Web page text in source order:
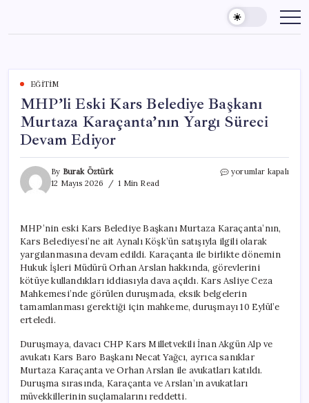
content
EĞITIM
MHP’li Eski Kars Belediye Başkanı
Murtaza Karaçanta’nın Yargı Süreci
Devam Ediyor
By Burak Öztürk
12 Mayıs 2026
1 Min Read
MHP’li
Murtaza
Karaçanta’nın
Yargı
Süreci
Devam
Ediyor
için
yorumlar kapalı
MHP’nin eski Kars Belediye Başkanı Murtaza Karaçanta’nın,
Kars Belediyesi’ne ait Aynalı Köşk’ün satışıyla ilgili olarak
yargılanmasına devam edildi. Karaçanta ile birlikte dönemin
Hukuk İşleri Müdürü Orhan Arslan hakkında, görevlerini
kötüye kullandıkları iddiasıyla dava açıldı. Kars Asliye Ceza
Mahkemesi’nde görülen duruşmada, eksik belgelerin
tamamlanması gerektiği için mahkeme, duruşmayı 10 Eylül’e
erteledi.
Duruşmaya, davacı CHP Kars Milletvekili İnan Akgün Alp ve
avukatı Kars Baro Başkanı Necat Yağcı, ayrıca sanıklar
Murtaza Karaçanta ve Orhan Arslan ile avukatları katıldı.
Duruşma sırasında, Karaçanta ve Arslan’ın avukatları
müvekkillerinin suçlamalarını reddetti.